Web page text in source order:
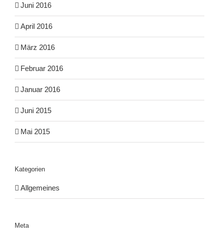
Juni 2016
April 2016
März 2016
Februar 2016
Januar 2016
Juni 2015
Mai 2015
Kategorien
Allgemeines
Meta